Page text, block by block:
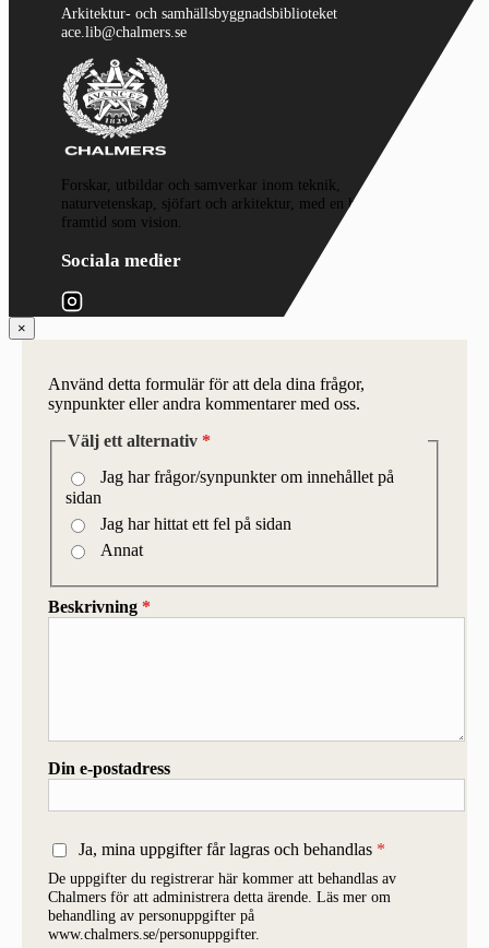
Arkitektur- och samhällsbyggnadsbiblioteket
ace.lib@chalmers.se
Forskar, utbildar och samverkar inom teknik,
naturvetenskap, sjöfart och arkitektur, med en hållbar
framtid som vision.
Sociala medier
×
Använd detta formulär för att dela dina frågor,
synpunkter eller andra kommentarer med oss.
Välj ett alternativ *
Jag har frågor/synpunkter om innehållet på
sidan
Jag har hittat ett fel på sidan
Annat
Beskrivning *
Din e-postadress
De uppgifter du registrerar här kommer att behandlas av
Chalmers för att administrera detta ärende. Läs mer om
behandling av personuppgifter på
www.chalmers.se/personuppgifter.
Ja, mina uppgifter får lagras och behandlas